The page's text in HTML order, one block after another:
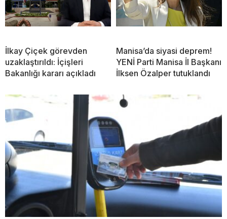
İlkay Çiçek görevden
uzaklaştırıldı: İçişleri
Bakanlığı kararı açıkladı
Manisa’da siyasi deprem!
YENİ Parti Manisa İl Başkanı
İlksen Özalper tutuklandı